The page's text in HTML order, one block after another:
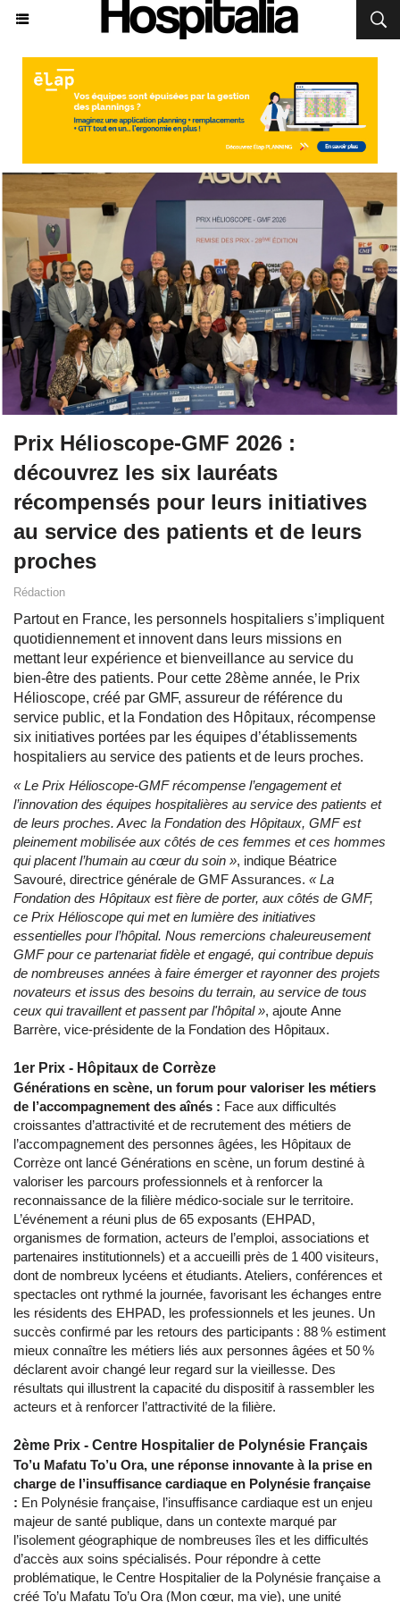
Prix Hélioscope-GMF 2026 :
découvrez les six lauréats
récompensés pour leurs initiatives
au service des patients et de leurs
proches
Rédaction
Partout en France, les personnels hospitaliers s’impliquent
quotidiennement et innovent dans leurs missions en
mettant leur expérience et bienveillance au service du
bien-être des patients. Pour cette 28ème année, le Prix
Hélioscope, créé par GMF, assureur de référence du
service public, et la Fondation des Hôpitaux, récompense
six initiatives portées par les équipes d’établissements
hospitaliers au service des patients et de leurs proches.
« Le Prix Hélioscope-GMF récompense l’engagement et
l’innovation des équipes hospitalières au service des patients et
de leurs proches. Avec la Fondation des Hôpitaux, GMF est
pleinement mobilisée aux côtés de ces femmes et ces hommes
qui placent l’humain au cœur du soin », indique Béatrice
Savouré, directrice générale de GMF Assurances. « La
Fondation des Hôpitaux est fière de porter, aux côtés de GMF,
ce Prix Hélioscope qui met en lumière des initiatives
essentielles pour l’hôpital. Nous remercions chaleureusement
GMF pour ce partenariat fidèle et engagé, qui contribue depuis
de nombreuses années à faire émerger et rayonner des projets
novateurs et issus des besoins du terrain, au service de tous
ceux qui travaillent et passent par l'hôpital », ajoute Anne
Barrère, vice-présidente de la Fondation des Hôpitaux.
1er Prix - Hôpitaux de Corrèze
Générations en scène, un forum pour valoriser les métiers
de l’accompagnement des aînés : Face aux difficultés
croissantes d’attractivité et de recrutement des métiers de
l’accompagnement des personnes âgées, les Hôpitaux de
Corrèze ont lancé Générations en scène, un forum destiné à
valoriser les parcours professionnels et à renforcer la
reconnaissance de la filière médico-sociale sur le territoire.
L’événement a réuni plus de 65 exposants (EHPAD,
organismes de formation, acteurs de l’emploi, associations et
partenaires institutionnels) et a accueilli près de 1 400 visiteurs,
dont de nombreux lycéens et étudiants. Ateliers, conférences et
spectacles ont rythmé la journée, favorisant les échanges entre
les résidents des EHPAD, les professionnels et les jeunes. Un
succès confirmé par les retours des participants : 88 % estiment
mieux connaître les métiers liés aux personnes âgées et 50 %
déclarent avoir changé leur regard sur la vieillesse. Des
résultats qui illustrent la capacité du dispositif à rassembler les
acteurs et à renforcer l’attractivité de la filière.
2ème Prix - Centre Hospitalier de Polynésie Français
To’u Mafatu To’u Ora, une réponse innovante à la prise en
charge de l’insuffisance cardiaque en Polynésie française
: En Polynésie française, l’insuffisance cardiaque est un enjeu
majeur de santé publique, dans un contexte marqué par
l’isolement géographique de nombreuses îles et les difficultés
d’accès aux soins spécialisés. Pour répondre à cette
problématique, le Centre Hospitalier de la Polynésie française a
créé To’u Mafatu To’u Ora (Mon cœur, ma vie), une unité